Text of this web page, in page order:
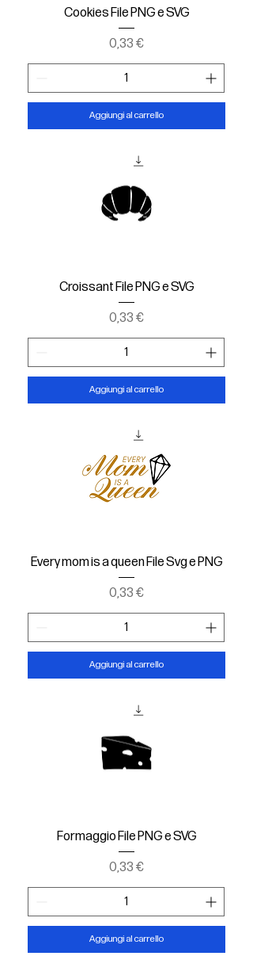
Cookies File PNG e SVG
Prezzo
0,33 €
Aggiungi al carrello
Croissant File PNG e SVG
Prezzo
0,33 €
Aggiungi al carrello
Every mom is a queen File Svg e PNG
Prezzo
0,33 €
Aggiungi al carrello
Formaggio File PNG e SVG
Prezzo
0,33 €
Aggiungi al carrello